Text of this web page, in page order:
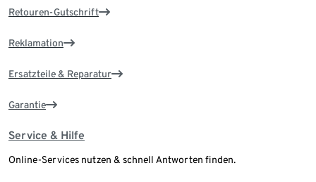
Retouren-Gutschrift
Reklamation
Ersatzteile & Reparatur
Garantie
Service & Hilfe
Online-Services nutzen & schnell Antworten finden.